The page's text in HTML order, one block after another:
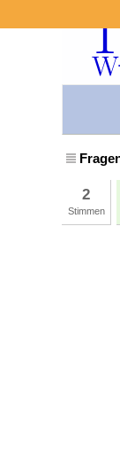
2
Stimmen